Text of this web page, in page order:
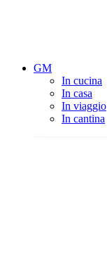
GM
In cucina
In casa
In viaggio
In cantina